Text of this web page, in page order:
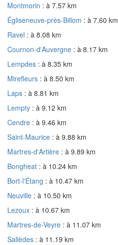
Montmorin : à 7.57 km
Égliseneuve-près-Billom : à 7.60 km
Ravel : à 8.08 km
Cournon-d'Auvergne : à 8.17 km
Lempdes : à 8.35 km
Mirefleurs : à 8.50 km
Laps : à 8.81 km
Lempty : à 9.12 km
Cendre : à 9.46 km
Saint-Maurice : à 9.88 km
Martres-d'Artière : à 9.89 km
Bongheat : à 10.24 km
Bort-l'Étang : à 10.47 km
Neuville : à 10.50 km
Lezoux : à 10.67 km
Martres-de-Veyre : à 11.07 km
Sallèdes : à 11.19 km